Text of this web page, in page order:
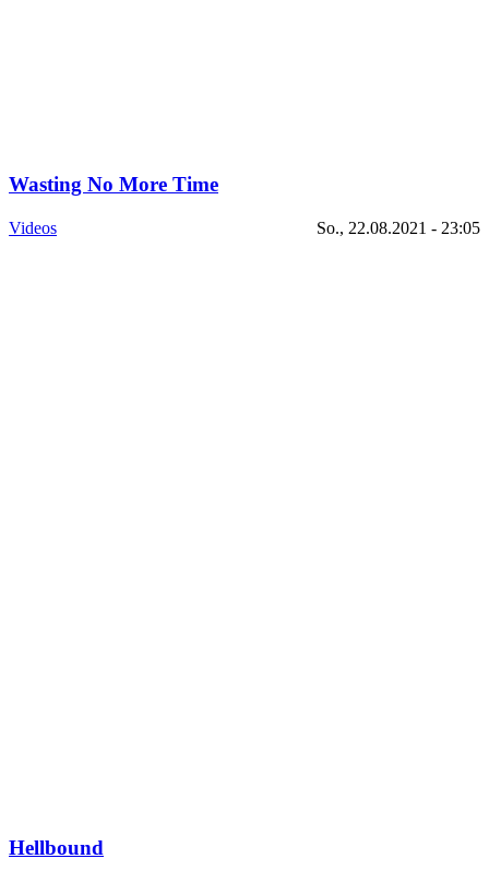
Wasting No More Time
Videos So., 22.08.2021 - 23:05
Hellbound